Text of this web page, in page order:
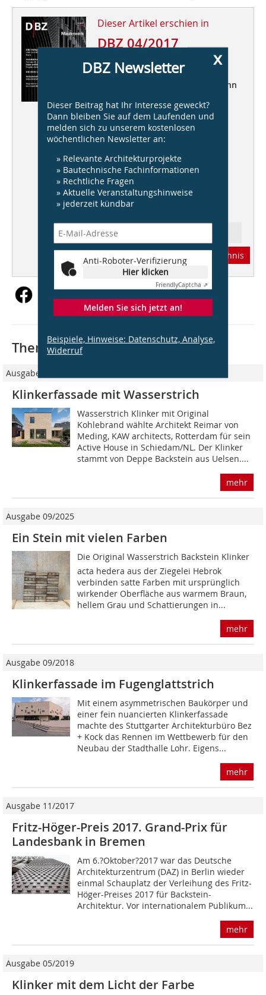
Dieser Artikel erschien in
DBZ 04/2017
Mauerwerk
DBZ Heftpate: Uwe Schröder Bonn
Architekturbüro Bienefeld
Caruso St John Architects
Duplex Architekten
Die HOAI und die Baukultur
Möglichkeiten und Vorteile der
monolithischen Bauweise
Abonnement Inhaltsverzeichnis
x
DBZ Newsletter
Dieser Beitrag hat Ihr Interesse geweckt?
Dann bleiben Sie auf dem Laufenden und
melden sich zu unserem kostenlosen
wöchentlichen Newsletter an:
» Relevante Architekturprojekte
» Bautechnische Fachinformationen
» Rechtliche Fragen
» Aktuelle Veranstaltungshinweise
» jederzeit kündbar
Anti-Roboter-Verifizierung
Hier klicken
FriendlyCaptcha ⇗
Melden Sie sich jetzt an!
Beispiele, Hinweise: Datenschutz, Analyse,
Widerruf
Thematisch passende Artikel:
Ausgabe 7/8/2018
Klinkerfassade mit Wasserstrich
Wasserstrich Klinker mit Original
Kohlebrand wählte Architekt Reimar von
Meding, KAW architects, Rotterdam für sein
Active House in Schiedam/NL. Der Klinker
stammt von Deppe Backstein aus Uelsen....
mehr
Ausgabe 09/2025
Ein Stein mit vielen Farben
Die Original Wasserstrich Backstein Klinker
acta hedera aus der Ziegelei Hebrok
verbinden satte Farben mit ursprünglich
wirkender Oberfläche aus warmem Braun,
hellem Grau und Schattierungen in...
mehr
Ausgabe 09/2018
Klinkerfassade im Fugenglattstrich
Mit einem asymmetrischen Baukörper und
einer fein nuancierten Klinkerfassade
machte des Stuttgarter Architekturbüro Bez
+ Kock das Rennen im Wettbewerb für den
Neubau der Stadthalle Lohr. Eigens...
mehr
Ausgabe 11/2017
Fritz-Höger-Preis 2017. Grand-Prix für
Landesbank in Bremen
Am 6.?Oktober?2017 war das Deutsche
Architekturzentrum (DAZ) in Berlin wieder
einmal Schauplatz der Verleihung des Fritz-
Höger-Preises 2017 für Backstein-
Architektur. Vor internationalem Publikum...
mehr
Ausgabe 05/2019
Klinker mit dem Licht der Farbe